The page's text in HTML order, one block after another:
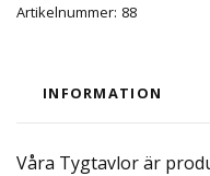
Artikelnummer: 88
INFORMATION
Våra Tygtavlor är